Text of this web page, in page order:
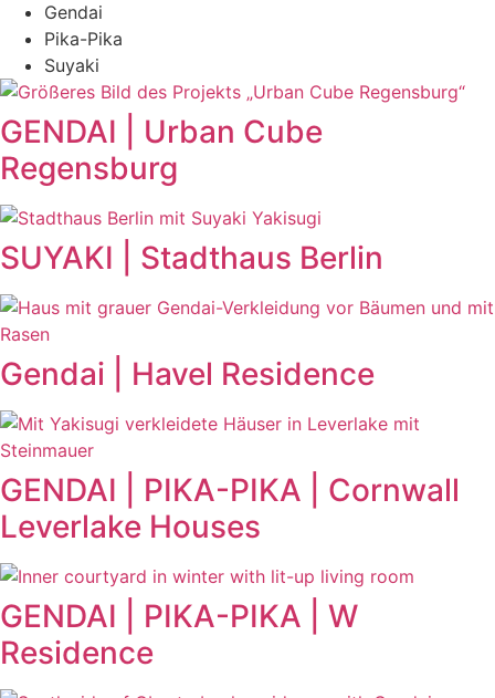
Gendai
Pika-Pika
Suyaki
GENDAI | Urban Cube
Regensburg
SUYAKI | Stadthaus Berlin
Gendai | Havel Residence
GENDAI | PIKA-PIKA | Cornwall
Leverlake Houses
GENDAI | PIKA-PIKA | W
Residence